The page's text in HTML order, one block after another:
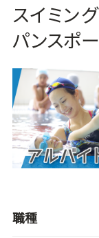
スイミン
パンスポ
職種